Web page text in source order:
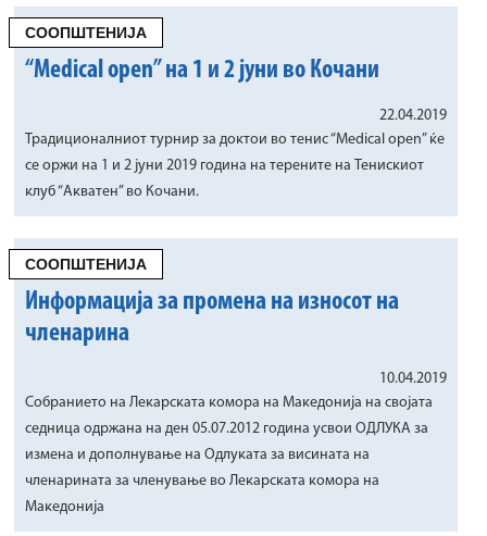
СООПШТЕНИЈА
“Medical open” на 1 и 2 јуни во Кочани
22.04.2019
Традиционалниот турнир за доктои во тенис “Medical open” ќе
се оржи на 1 и 2 јуни 2019 година на терените на Тенискиот
клуб “Акватен” во Кочани.
СООПШТЕНИЈА
Информација за промена на износот на
членарина
10.04.2019
Собранието на Лекарската комора на Македонија на својата
седница одржана на ден 05.07.2012 година усвои ОДЛУКА за
измена и дополнување на Одлуката за висината на
членарината за членување во Лекарската комора на
Македонија